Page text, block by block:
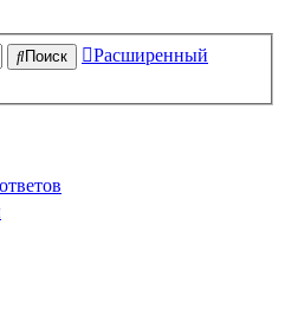
Поиск
Расширенный